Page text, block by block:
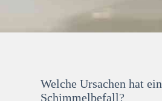
Welche Ursachen hat ein
Schimmelbefall?